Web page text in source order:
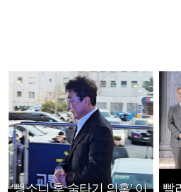
‘뺑소니 후 술타기 의혹’ 이 빨